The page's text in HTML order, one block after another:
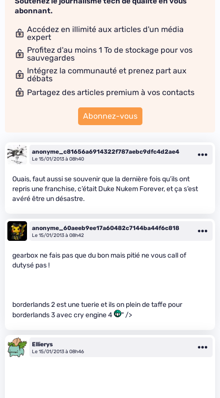
abonnant.
Accédez en illimité aux articles d'un média
expert
Profitez d'au moins 1 To de stockage pour vos
sauvegardes
Intégrez la communauté et prenez part aux
débats
Partagez des articles premium à vos contacts
Abonnez-vous
anonyme_c81656a6914322f787aebc9dfc4d2ae4
Le 15/01/2013 à 08h40
Ouais, faut aussi se souvenir que la dernière fois qu’ils ont
repris une franchise, c’était Duke Nukem Forever, et ça s’est
avéré être un désastre.
anonyme_60aeeb9ee17a60482c7144ba44f6c818
Le 15/01/2013 à 08h42
gearbox ne fais pas que du bon mais pitié ne vous call of
dutysé pas !
borderlands 2 est une tuerie et ils on plein de taffe pour
borderlands 3 avec cry engine 4
" />
Ellierys
Le 15/01/2013 à 08h46